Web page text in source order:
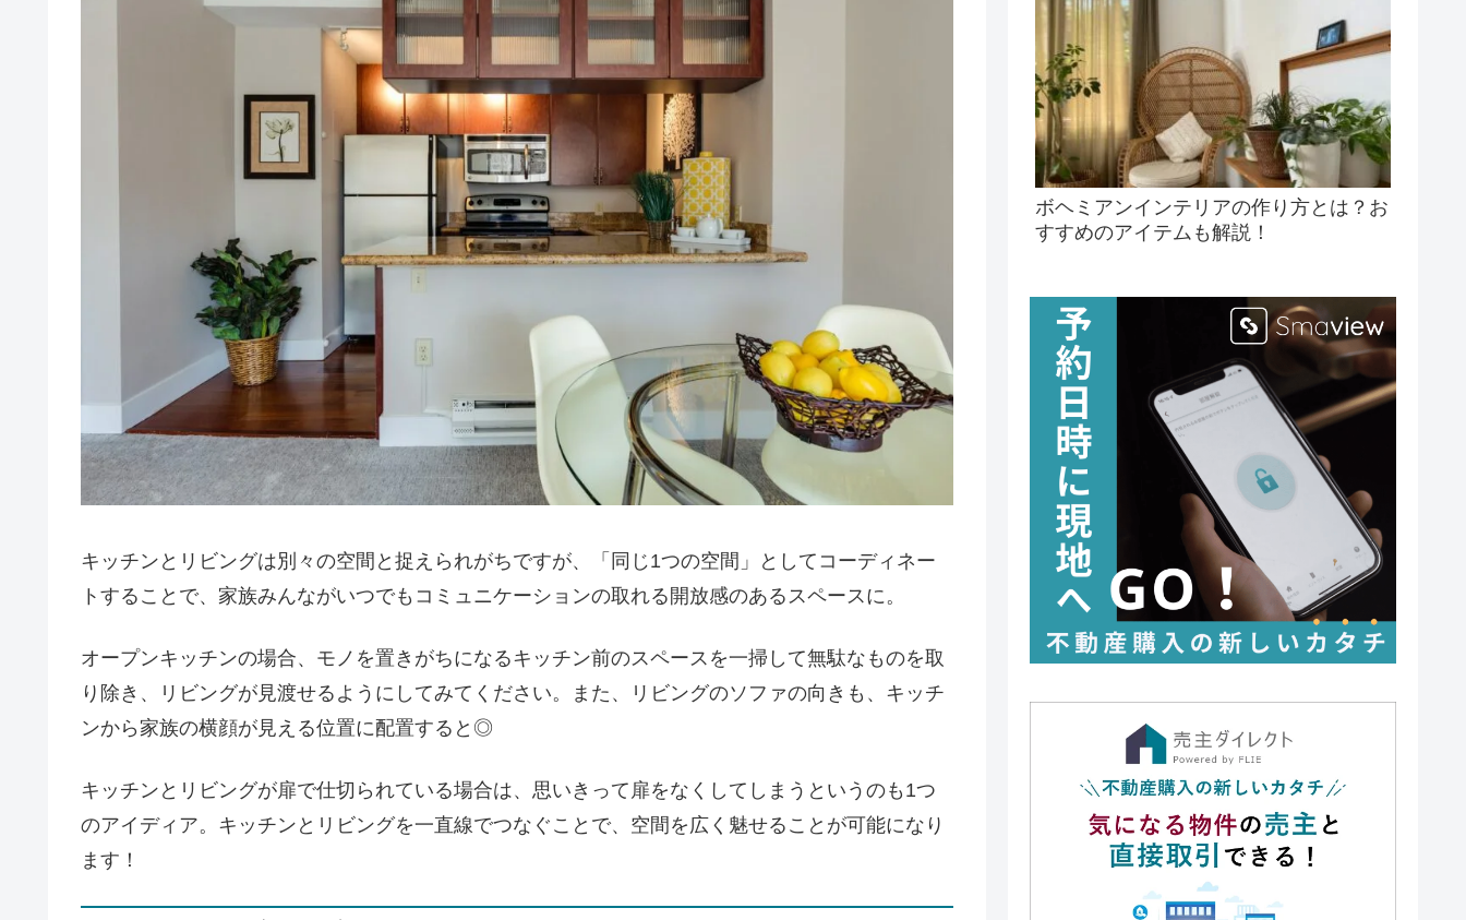
キッチンとリビングは別々の空間と捉えられがちですが、「同じ1つの空間」としてコーディネー
トすることで、家族みんながいつでもコミュニケーションの取れる開放感のあるスペースに。
オープンキッチンの場合、モノを置きがちになるキッチン前のスペースを一掃して無駄なものを取
り除き、リビングが見渡せるようにしてみてください。また、リビングのソファの向きも、キッチ
ンから家族の横顔が見える位置に配置すると◎
キッチンとリビングが扉で仕切られている場合は、思いきって扉をなくしてしまうというのも1つ
のアイディア。キッチンとリビングを一直線でつなぐことで、空間を広く魅せることが可能になり
ます！
ボヘミアンインテリアの作り方とは？お
すすめのアイテムも解説！